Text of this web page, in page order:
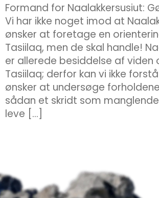
Formand for Naalakkersusiut:
Vi har ikke noget imod at
ønsker at foretage en
Tasiilaq, men de skal handle!
er allerede besiddelse af viden
Tasiilaq; derfor kan vi ikke
ønsker at undersøge
sådan et skridt som
leve […]